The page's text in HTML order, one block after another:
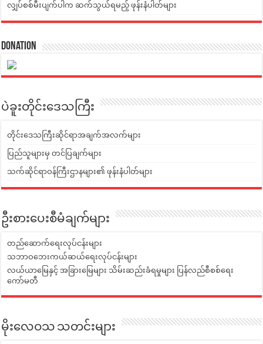
လျှပ်စစ်မီးပျက်ပါက ဆက်သွယ်ရမည့် ဖုန်းနံပါတ်များ
Donation
ပဲခူးတိုင်းဒေသကြီး
တိုင်းဒေသကြီးဆိုင်ရာအချက်အလက်များ
ပြည်သူများမှ တင်ပြချက်များ
သက်ဆိုင်ရာဝန်ကြီးဌာနများ၏ ဖုန်းနံပါတ်များ
ဦးစားပေးစီမံချက်များ
တည်ဆောက်ရေးလုပ်ငန်းများ
သဘာဝဘေးကယ်ဆယ်ရေးလုပ်ငန်းများ
လယ်ယာမြေနှင့် အခြားမြေများ သိမ်းဆည်းခံရမှုများ ပြန်လည်စီစစ်ရေး
ကော်မတီ
မိုးလေဝသ သတင်းများ